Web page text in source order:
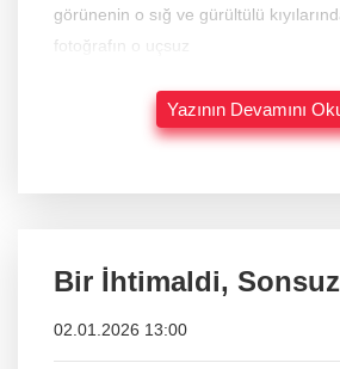
görünenin o sığ ve gürültülü kıyılarında
fotoğrafın o uçsuz
Yazının Devamını
Bir İhtimaldi,
02.01.2026 13:00